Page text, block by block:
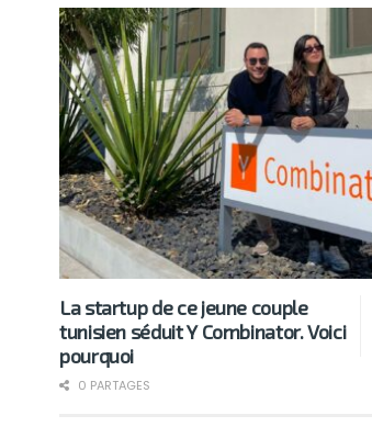
La startup de ce jeune couple
tunisien séduit Y Combinator. Voici
pourquoi
0 PARTAGES